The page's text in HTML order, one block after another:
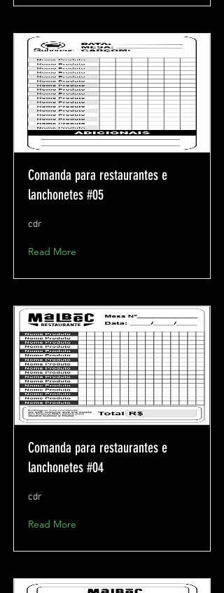
Comanda para restaurantes e
lanchonetes #05
cdr
Read More
Comanda para restaurantes e
lanchonetes #04
cdr
Read More